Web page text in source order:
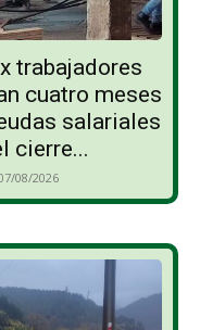
trabajadores
cuatro meses
salariales
cierre...
08/2026